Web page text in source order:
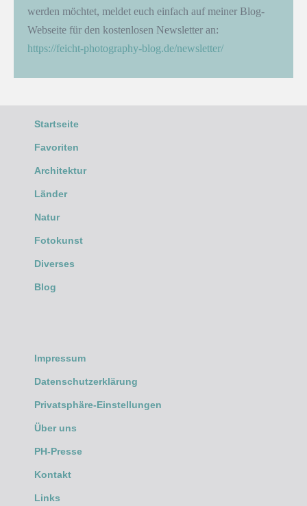
werden möchtet, meldet euch einfach auf meiner Blog-
Webseite für den kostenlosen Newsletter an:
https://feicht-photography-blog.de/newsletter/
Startseite
Favoriten
Architektur
Länder
Natur
Fotokunst
Diverses
Blog
Impressum
Datenschutzerklärung
Privatsphäre-Einstellungen
Über uns
PH-Presse
Kontakt
Links